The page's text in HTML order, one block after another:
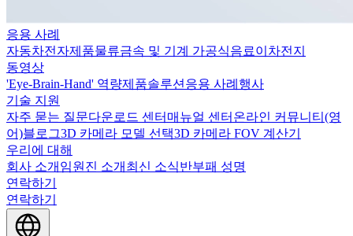
응용 사례
자동차전자제품물류금속 및 기계 가공식음료이차전지
동영상
'Eye-Brain-Hand' 역량제품솔루션 응용 사례 행사
기술 지원
자주 묻는 질문다운로드 센터 매뉴얼 센터 온라인 커뮤니티(영
어)블로그3D 카메라 모델 선택3D 카메라 FOV 계산기
우리에 대해
회사 소개 임원진 소개 최신 소식반부패 성명
연락하기
연락하기